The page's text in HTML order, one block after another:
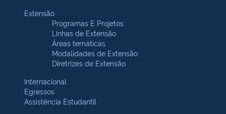
Extensão
Programas E Projetos
Linhas de Extensão
Áreas temáticas
Modalidades de Extensão
Diretrizes de Extensão
Internacional
Egressos
Assistência Estudantil